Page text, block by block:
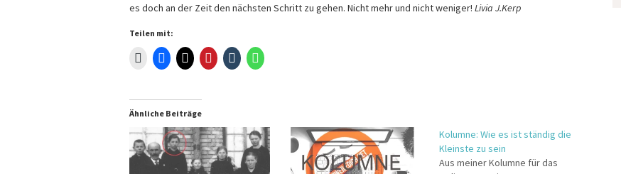
es doch an der Zeit den nächsten Schritt zu gehen. Nicht mehr und nicht weniger! Livia J.Kerp
Teilen mit:
Ähnliche Beiträge
Kolumne: Wie es ist ständig die
Kleinste zu sein
Aus meiner Kolumne für das